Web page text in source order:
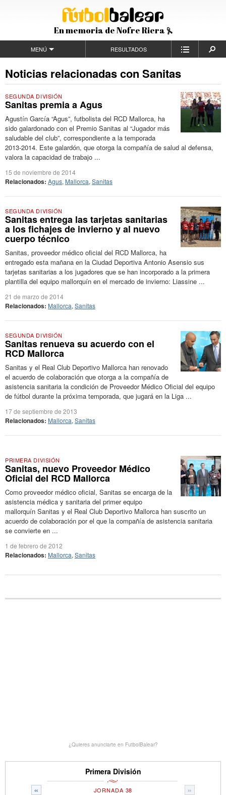
En memoria de Nofre Riera
MENÚ RESULTADOS
Noticias relacionadas con Sanitas
SEGUNDA DIVISIÓN
Sanitas premia a Agus
Agustín García “Agus”, futbolista del RCD Mallorca, ha
sido galardonado con el Premio Sanitas al “Jugador más
saludable del club”, correspondiente a la temporada
2013-2014. Este galardón, que otorga la compañía de salud al defensa,
valora la capacidad de trabajo ...
15 de noviembre de 2014
Relacionados: Agus, Mallorca, Sanitas
SEGUNDA DIVISIÓN
Sanitas entrega las tarjetas sanitarias
a los fichajes de invierno y al nuevo
cuerpo técnico
Sanitas, proveedor médico oficial del RCD Mallorca, ha
entregado esta mañana en la Ciudad Deportiva Antonio Asensio sus
tarjetas sanitarias a los jugadores que se han incorporado a la primera
plantilla del equipo mallorquín en el mercado de invierno: Liassine ...
21 de marzo de 2014
Relacionados: Mallorca, Sanitas
SEGUNDA DIVISIÓN
Sanitas renueva su acuerdo con el
RCD Mallorca
Sanitas y el Real Club Deportivo Mallorca han renovado
el acuerdo de colaboración que otorga a la compañía de
asistencia sanitaria la condición de Proveedor Médico Oficial del equipo
de fútbol durante la próxima temporada, que jugará en la Liga ...
17 de septiembre de 2013
Relacionados: Mallorca, Sanitas
PRIMERA DIVISIÓN
Sanitas, nuevo Proveedor Médico
Oficial del RCD Mallorca
Como proveedor médico oficial, Sanitas se encarga de la
asistencia médica y sanitaria del primer equipo
mallorquín Sanitas y el Real Club Deportivo Mallorca han suscrito un
acuerdo de colaboración por el que la compañía de asistencia sanitaria
se convierte en ...
1 de febrero de 2012
Relacionados: Mallorca, Sanitas
¿Quieres anunciarte en FutbolBalear?
Primera División
« »
JORNADA 38